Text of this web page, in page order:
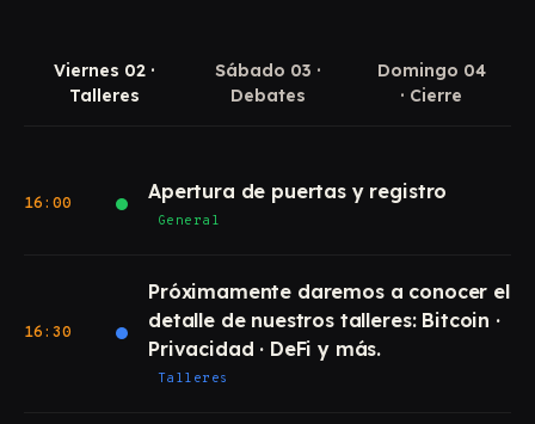
Viernes 02 ·
Talleres
Sábado 03 ·
Debates
Domingo 04
· Cierre
16:00
Apertura de puertas y registro
General
16:30
Próximamente daremos a conocer el
detalle de nuestros talleres: Bitcoin ·
Privacidad · DeFi y más.
Talleres